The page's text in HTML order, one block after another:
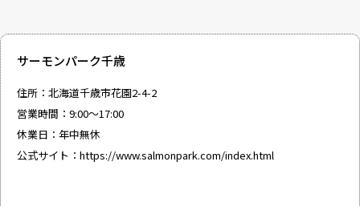
サーモンパーク千歳
住所：北海道千歳市花園2-4-2
営業時間：9:00〜17:00
休業日：年中無休
公式サイト： https://www.salmonpark.com/index.html